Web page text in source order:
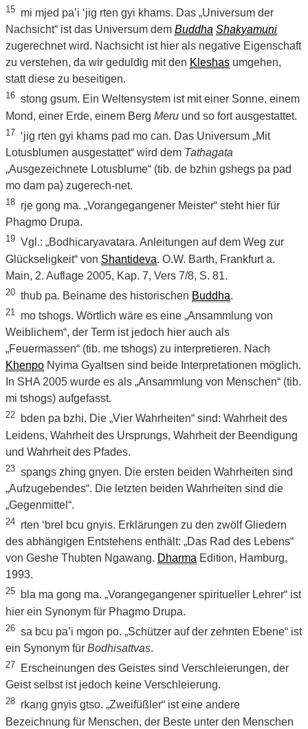
15 mi mjed pa’i ‘jig rten gyi khams. Das „Universum der
Nachsicht“ ist das Universum dem Buddha Shakyamuni
zugerechnet wird. Nachsicht ist hier als negative Eigenschaft
zu verstehen, da wir geduldig mit den Kleshas umgehen,
statt diese zu beseitigen.
16 stong gsum. Ein Weltensystem ist mit einer Sonne, einem
Mond, einer Erde, einem Berg Meru und so fort ausgestattet.
17 ‘jig rten gyi khams pad mo can. Das Universum „Mit
Lotusblumen ausgestattet“ wird dem Tathagata
„Ausgezeichnete Lotusblume“ (tib. de bzhin gshegs pa pad
mo dam pa) zugerech-net.
18 rje gong ma. „Vorangegangener Meister“ steht hier für
Phagmo Drupa.
19 Vgl.: „Bodhicaryavatara. Anleitungen auf dem Weg zur
Glückseligkeit“ von Shantideva. O.W. Barth, Frankfurt a.
Main, 2. Auflage 2005, Kap. 7, Vers 7/8, S. 81.
20 thub pa. Beiname des historischen Buddha.
21 mo tshogs. Wörtlich wäre es eine „Ansammlung von
Weiblichem“, der Term ist jedoch hier auch als
„Feuermassen“ (tib. me tshogs) zu interpretieren. Nach
Khenpo Nyima Gyaltsen sind beide Interpretationen möglich.
In SHA 2005 wurde es als „Ansammlung von Menschen“ (tib.
mi tshogs) aufgefasst.
22 bden pa bzhi. Die „Vier Wahrheiten“ sind: Wahrheit des
Leidens, Wahrheit des Ursprungs, Wahrheit der Beendigung
und Wahrheit des Pfades.
23 spangs zhing gnyen. Die ersten beiden Wahrheiten sind
„Aufzugebendes“. Die letzten beiden Wahrheiten sind die
„Gegenmittel“.
24 rten ‘brel bcu gnyis. Erklärungen zu den zwölf Gliedern
des abhängigen Entstehens enthält: „Das Rad des Lebens“
von Geshe Thubten Ngawang. Dharma Edition, Hamburg,
1993.
25 bla ma gong ma. „Vorangegangener spiritueller Lehrer“ ist
hier ein Synonym für Phagmo Drupa.
26 sa bcu pa’i mgon po. „Schützer auf der zehnten Ebene“ ist
ein Synonym für Bodhisattvas.
27 Erscheinungen des Geistes sind Verschleierungen, der
Geist selbst ist jedoch keine Verschleierung.
28 rkang gnyis gtso. „Zweifüßler“ ist eine andere
Bezeichnung für Menschen, der Beste unter den Menschen